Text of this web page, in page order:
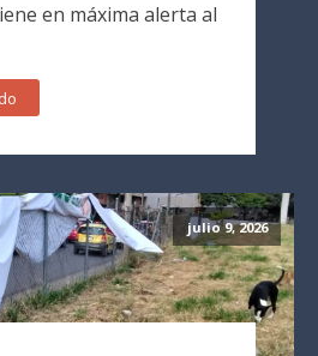
en máxima alerta al
julio 9, 2026